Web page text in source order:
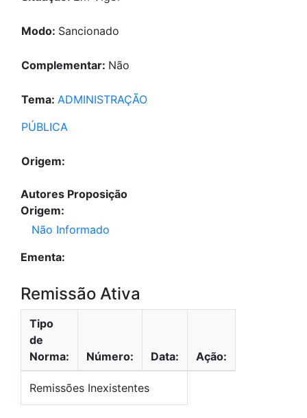
Modo: Sancionado
Complementar: Não
Tema: ADMINISTRAÇÃO
PÚBLICA
Origem:
Autores Proposição
Origem:
Não Informado
Ementa:
Remissão Ativa
Tipo
de
Norma:
Número: Data: Ação:
Remissões Inexistentes